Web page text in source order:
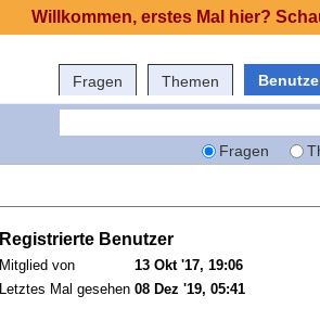
Fragen Themen
Fragen
Registrierte Benutzer
Mitglied von
13 Okt '17, 19:06
Letztes Mal gesehen 08 Dez '19, 05:41
Willkommen, erstes Mal hier?